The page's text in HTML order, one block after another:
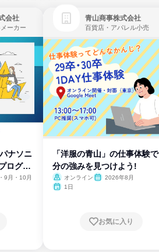
会社
ーカー
ナソニ
ログラ
9月・10月
青山商事株式会社
百貨店・アパレル小売
「洋服の青山」の仕事体験
分の強みを見つけよう!
オンライン
2026年8月
1日
お気に入り